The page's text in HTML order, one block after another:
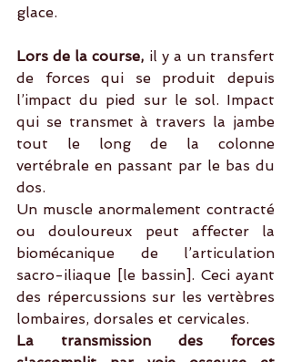
glace.
Lors de la course, il y a un transfert
de forces qui se produit depuis
l’impact du pied sur le sol. Impact
qui se transmet à travers la jambe
tout le long de la colonne
vertébrale en passant par le bas du
dos.
Un muscle anormalement contracté
ou douloureux peut affecter la
biomécanique de l’articulation
sacro-iliaque [le bassin]. Ceci ayant
des répercussions sur les vertèbres
lombaires, dorsales et cervicales.
La transmission des forces